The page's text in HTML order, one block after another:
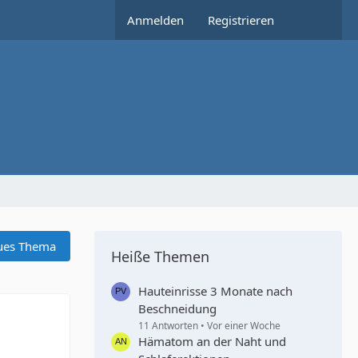
Anmelden Registrieren
Thema
Heiße Themen
Hauteinrisse 3 Monate nach
Beschneidung
11 Antworten Vor einer Woche
Hämatom an der Naht und